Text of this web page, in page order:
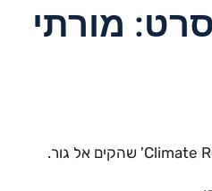
מורתי